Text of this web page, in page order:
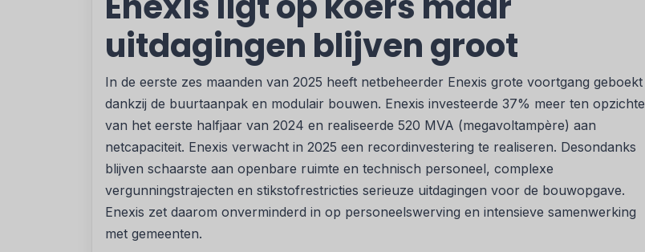
uitdagingen blijven groot
In de eerste zes maanden van 2025 heeft netbeheerder Enexis grote voortgang geboekt
dankzij de buurtaanpak en modulair bouwen. Enexis investeerde 37% meer ten opzichte
van het eerste halfjaar van 2024 en realiseerde 520 MVA (megavoltampère) aan
netcapaciteit. Enexis verwacht in 2025 een recordinvestering te realiseren. Desondanks
blijven schaarste aan openbare ruimte en technisch personeel, complexe
vergunningstrajecten en stikstofrestricties serieuze uitdagingen voor de bouwopgave.
Enexis zet daarom onverminderd in op personeelswerving en intensieve samenwerking
met gemeenten.